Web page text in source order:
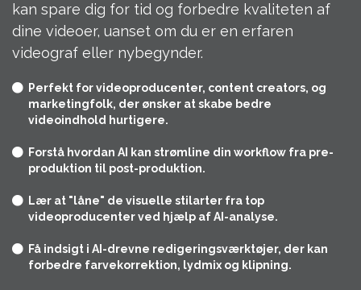
kan spare dig for tid og forbedre kvaliteten af
dine videoer, uanset om du er en erfaren
videograf eller nybegynder.
Perfekt for videoproducenter, content creators, og
marketingfolk, der ønsker at skabe bedre
videoindhold hurtigere.
Forstå hvordan AI kan strømline din workflow fra pre-
produktion til post-produktion.
Lær at "låne" de visuelle stilarter fra top
videoproducenter ved hjælp af AI-analyse.
Få indsigt i AI-drevne redigeringsværktøjer, der kan
forbedre farvekorrektion, lydmix og klipning.